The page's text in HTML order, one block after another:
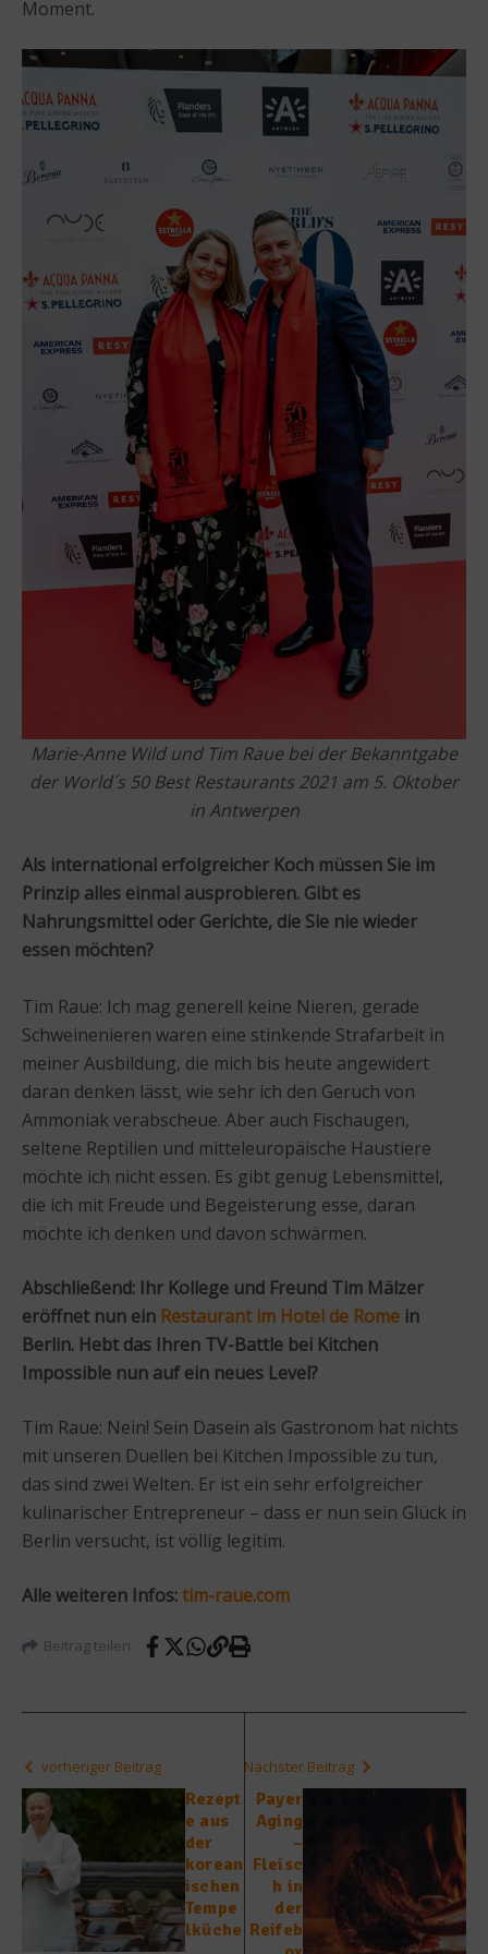
Moment.
Marie-Anne Wild und Tim Raue bei der Bekanntgabe
der World´s 50 Best Restaurants 2021 am 5. Oktober
in Antwerpen
Als international erfolgreicher Koch müssen Sie im
Prinzip alles einmal ausprobieren. Gibt es
Nahrungsmittel oder Gerichte, die Sie nie wieder
essen möchten?
Tim Raue: Ich mag generell keine Nieren, gerade
Schweinenieren waren eine stinkende Strafarbeit in
meiner Ausbildung, die mich bis heute angewidert
daran denken lässt, wie sehr ich den Geruch von
Ammoniak verabscheue. Aber auch Fischaugen,
seltene Reptilien und mitteleuropäische Haustiere
möchte ich nicht essen. Es gibt genug Lebensmittel,
die ich mit Freude und Begeisterung esse, daran
möchte ich denken und davon schwärmen.
Abschließend: Ihr Kollege und Freund Tim Mälzer
eröffnet nun ein Restaurant im Hotel de Rome in
Berlin. Hebt das Ihren TV-Battle bei Kitchen
Impossible nun auf ein neues Level?
Tim Raue: Nein! Sein Dasein als Gastronom hat nichts
mit unseren Duellen bei Kitchen Impossible zu tun,
das sind zwei Welten. Er ist ein sehr erfolgreicher
kulinarischer Entrepreneur – dass er nun sein Glück in
Berlin versucht, ist völlig legitim.
Alle weiteren Infos:tim-raue.com
Beitrag teilen
vorheriger Beitrag
Rezept
e aus
der
korean
ischen
Tempe
lküche
Nächster Beitrag
Payer
Aging
–
Fleisc
h in
der
Reifeb